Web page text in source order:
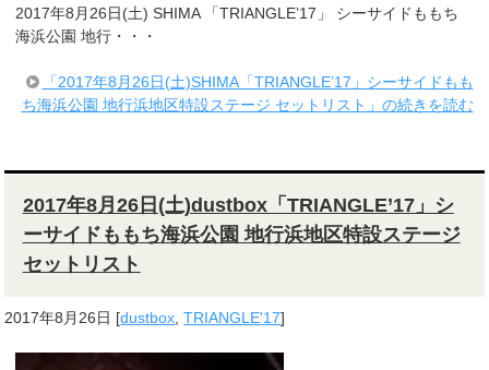
2017年8月26日(土) SHIMA 「TRIANGLE’17」 シーサイドももち
海浜公園 地行・・・
「2017年8月26日(土)SHIMA「TRIANGLE’17」シーサイドもも
ち海浜公園 地行浜地区特設ステージ セットリスト」の続きを読む
2017年8月26日(土)dustbox「TRIANGLE’17」シ
ーサイドももち海浜公園 地行浜地区特設ステージ
セットリスト
2017年8月26日 [dustbox,TRIANGLE'17]